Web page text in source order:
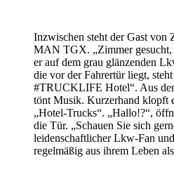
Inzwischen steht der Gast von
MAN TGX. „Zimmer gesucht,
er auf dem grau glänzenden
die vor der Fahrertür liegt,
#TRUCKLIFE Hotel“. Aus
tönt Musik. Kurzerhand klopft
„Hotel-Trucks“. „Hallo!?“,
die Tür. „Schauen Sie sich
leidenschaftlicher Lkw-Fan
regelmäßig aus ihrem Leben